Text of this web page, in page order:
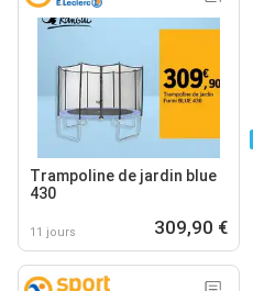
Trampoline de jardin blue
430
11 jours 309,90 €